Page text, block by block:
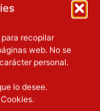
recopilar
web. No se
personal.
lo desee.
QUE TE
sesión
El precio original era: 40.90€.
El precio actual es: 32.72€.